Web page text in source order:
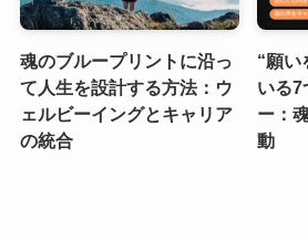
魂のブループリントに沿っ
て人生を設計する方法：ウ
ェルビーイングとキャリア
の統合
“願い
いる7
ー：
動